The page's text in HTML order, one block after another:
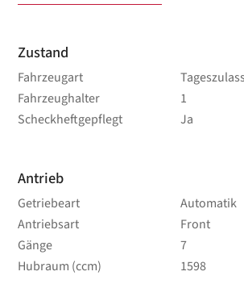
Zustand
Fahrzeugart
Fahrzeughalter
1
Scheckheftgepflegt
Ja
Antrieb
Getriebeart
Automatik
Antriebsart
Front
Gänge
7
Hubraum (ccm)
1598